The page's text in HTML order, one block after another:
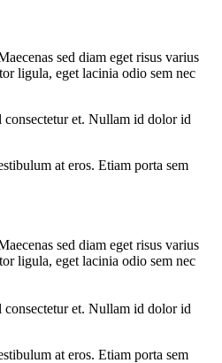
sed diam eget risus varius
ligula, eget lacinia odio sem nec
consectetur et. Nullam id dolor id
at eros. Etiam porta sem
sed diam eget risus varius
ligula, eget lacinia odio sem nec
consectetur et. Nullam id dolor id
at eros. Etiam porta sem